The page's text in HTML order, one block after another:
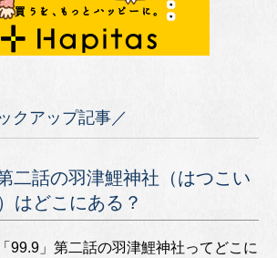
クアップ記事／
二話の羽津鯉神社（はつこい
はどこにある？
「99.9」第二話の羽津鯉神社ってどこに